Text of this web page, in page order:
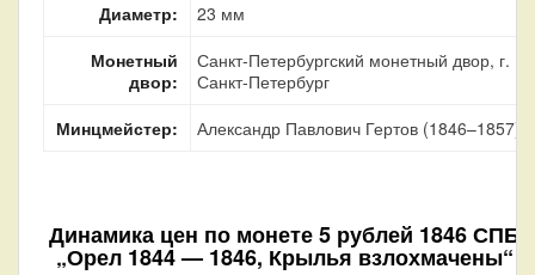
Диаметр:
23 мм
Монетный
двор:
Санкт-Петербургский монетный двор, г.
Санкт-Петербург
Минцмейстер:
Александр Павлович Гертов (1846–1857)
Динамика цен по монете5 рублей 1846 СПБ
„Орел 1844 — 1846, Крылья взлохмачены“